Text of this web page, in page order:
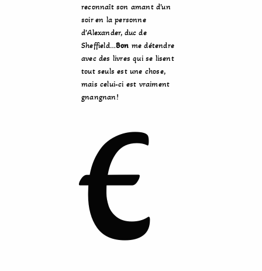
reconnaît son amant d’un
soir en la personne
d’Alexander, duc de
Sheffield…Bon me détendre
avec des livres qui se lisent
tout seuls est une chose,
mais celui-ci est vraiment
gnangnan!
E